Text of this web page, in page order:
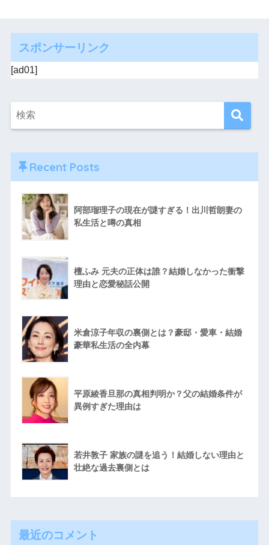
スポンサーリンク
[ad01]
Recent Posts
阿部瑠理子の現在が謎すぎる！出川哲朗妻の
私生活と噂の真相
檀ふみ 元夫の正体は誰？結婚しなかった衝撃
理由と恋愛秘話公開
米倉涼子年収の裏側とは？豪邸・愛車・結婚
豪華私生活の全内幕
平原綾香旦那の真相判明か？父の結婚条件が
異例すぎた理由は
若井敦子 家族の謎を追う！結婚しない理由と
壮絶な過去裏側とは
最近のコメント